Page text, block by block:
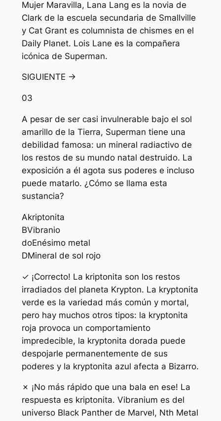
Mujer Maravilla, Lana Lang es la novia de
Clark de la escuela secundaria de Smallville
y Cat Grant es columnista de chismes en el
Daily Planet. Lois Lane es la compañera
icónica de Superman.
SIGUIENTE →
03
A pesar de ser casi invulnerable bajo el sol
amarillo de la Tierra, Superman tiene una
debilidad famosa: un mineral radiactivo de
los restos de su mundo natal destruido. La
exposición a él agota sus poderes e incluso
puede matarlo. ¿Cómo se llama esta
sustancia?
Akriptonita
BVibranio
doEnésimo metal
DMineral de sol rojo
✓ ¡Correcto! La kriptonita son los restos
irradiados del planeta Krypton. La kryptonita
verde es la variedad más común y mortal,
pero hay muchos otros tipos: la kryptonita
roja provoca un comportamiento
impredecible, la kryptonita dorada puede
despojarle permanentemente de sus
poderes y la kryptonita azul afecta a Bizarro.
✗ ¡No más rápido que una bala en ese! La
respuesta es kriptonita. Vibranium es del
universo Black Panther de Marvel, Nth Metal